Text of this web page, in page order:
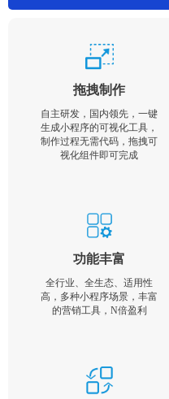
拖拽制作
自主研发，国内领先，一键
生成小程序的可视化工具，
制作过程无需代码，拖拽可
视化组件即可完成
功能丰富
全行业、全生态、适用性
高，多种小程序场景，丰富
的营销工具，N倍盈利